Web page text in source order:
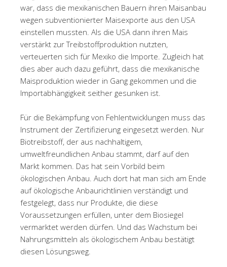
war, dass die mexikanischen Bauern ihren Maisanbau
wegen subventionierter Maisexporte aus den USA
einstellen mussten. Als die USA dann ihren Mais
verstärkt zur Treibstoffproduktion nutzten,
verteuerten sich für Mexiko die Importe. Zugleich hat
dies aber auch dazu geführt, dass die mexikanische
Maisproduktion wieder in Gang gekommen und die
Importabhängigkeit seither gesunken ist.
Für die Bekämpfung von Fehlentwicklungen muss das
Instrument der Zertifizierung eingesetzt werden. Nur
Biotreibstoff, der aus nachhaltigem,
umweltfreundlichen Anbau stammt, darf auf den
Markt kommen. Das hat sein Vorbild beim
ökologischen Anbau. Auch dort hat man sich am Ende
auf ökologische Anbaurichtlinien verständigt und
festgelegt, dass nur Produkte, die diese
Voraussetzungen erfüllen, unter dem Biosiegel
vermarktet werden dürfen. Und das Wachstum bei
Nahrungsmitteln als ökologischem Anbau bestätigt
diesen Lösungsweg.